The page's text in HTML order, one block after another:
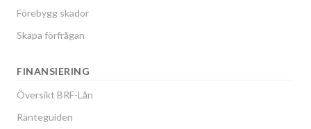
Förebygg skador
Skapa förfrågan
FINANSIERING
Översikt BRF-Lån
Ränteguiden